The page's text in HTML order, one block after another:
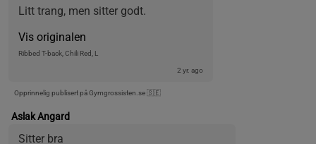
Litt trang, men sitter godt.
Vis originalen
Ribbed T-back, Chili Red, L
2 yr. ago
Opprinnelig publisert på Gymgrossisten.se 🇸🇪
Aslak Angard
Sitter bra